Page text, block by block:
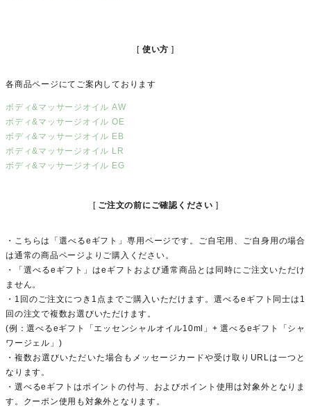
使い方
各商品ページにてご案内しております
ボディ&マッサージオイル AW
ボディ&マッサージオイル OE
ボディ&マッサージオイル EB
ボディ&マッサージオイル LR
ボディ&マッサージオイル EG
ご注文の前にご確認ください
・こちらは「選べるeギフト」専用ページです。ご自宅用、ご自身用の場合
は通常の商品ページよりご購入ください。
・「選べるeギフト」はeギフトおよび通常商品とは同時にご注文いただけ
ません。
・1回のご注文につき1点までご購入いただけます。選べるeギフト同士は1
回の注文で複数お選びいただけます。
(例：選べるeギフト「エッセンシャルオイル10ml」+ 選べるeギフト「シャ
ワージェル」)
・複数お選びいただいた場合もメッセージカードや受け取りURLは一つと
なります。
・選べるeギフトはポイントの付与、およびポイント使用は対象外となりま
す。クーポン使用も対象外となります。